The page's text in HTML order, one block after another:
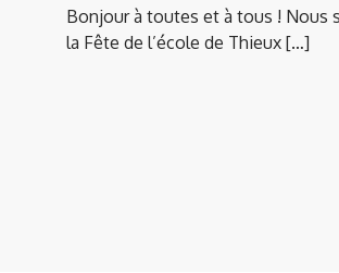
Bonjour à toutes et à tous ! Nous
la Fête de l’école de Thieux […]